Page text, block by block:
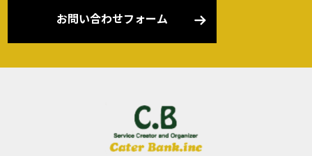
お問い合わせフォーム